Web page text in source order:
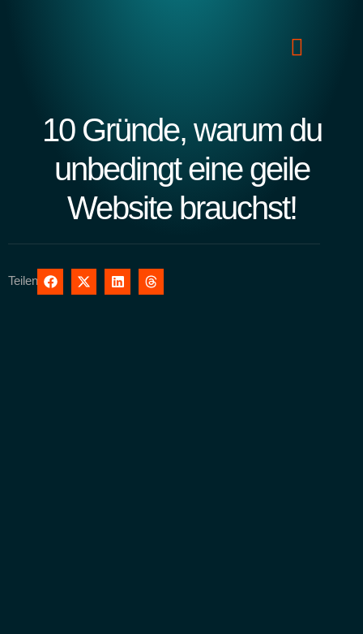
10 Gründe, warum du
unbedingt eine geile
Website brauchst!​
Teilen